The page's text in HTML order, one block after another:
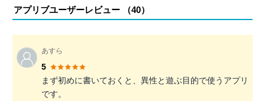
アプリブユーザーレビュー （40）
あすら
5
まず初めに書いておくと、異性と遊ぶ目的で使うアプリ
です。